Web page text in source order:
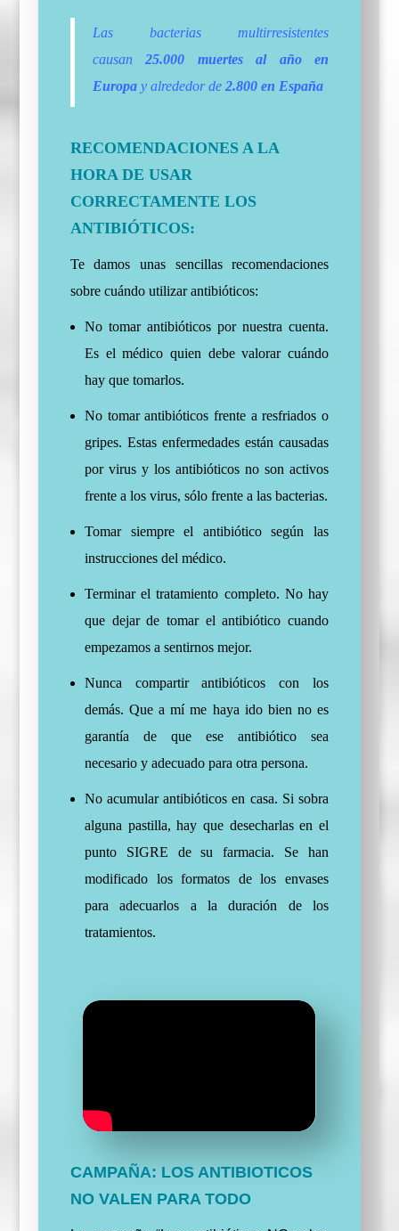
Las bacterias multirresistentes
causan25.000 muertes al año en
Europay alrededor de 2.800 en España
RECOMENDACIONES A LA
HORA DE USAR
CORRECTAMENTE LOS
ANTIBIÓTICOS:
Te damos unas sencillas recomendaciones
sobre cuándo utilizar antibióticos:
No tomar antibióticos por nuestra cuenta.
Es el médico quien debe valorar cuándo
hay que tomarlos.
No tomar antibióticos frente a resfriados o
gripes. Estas enfermedades están causadas
por virus y los antibióticos no son activos
frente a los virus, sólo frente a las bacterias.
Tomar siempre el antibiótico según las
instrucciones del médico.
Terminar el tratamiento completo. No hay
que dejar de tomar el antibiótico cuando
empezamos a sentirnos mejor.
Nunca compartir antibióticos con los
demás. Que a mí me haya ido bien no es
garantía de que ese antibiótico sea
necesario y adecuado para otra persona.
No acumular antibióticos en casa. Si sobra
alguna pastilla, hay que desecharlas en el
punto SIGRE de su farmacia. Se han
modificado los formatos de los envases
para adecuarlos a la duración de los
tratamientos.
CAMPAÑA: LOS ANTIBIOTICOS
NO VALEN PARA TODO